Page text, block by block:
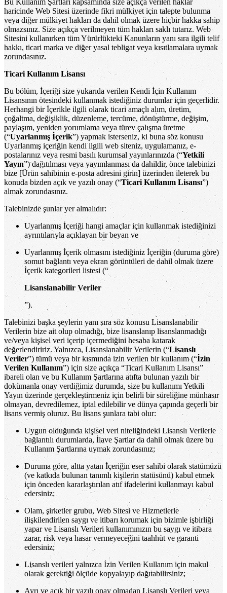
haricinde Web Sitesi üzerinde fikri mülkiyet için talepte bulunma
veya diğer mülkiyet hakları da dahil olmak üzere hiçbir hakka sahip
olmazsınız. Size açıkça verilmeyen tüm hakları saklı tutarız. Web
Sitesini kullanırken tüm Yürürlükteki Kanunların yanı sıra ilgili telif
hakkı, ticari marka ve diğer yasal tebligat veya kısıtlamalara uymak
zorundasınız.
Ticari Kullanım Lisansı
Bu bölüm, İçeriği size yukarıda verilen Kendi İçin Kullanım
Lisansının ötesindeki kullanmak istediğiniz durumlar için geçerlidir.
Herhangi bir İçerikle ilgili olarak ticari amaçlı alım, üretim,
çoğaltma, değişiklik, düzenleme, tercüme, dönüştürme, değişim,
paylaşım, yeniden yorumlama veya türev çalışma üretme
(“Uyarlanmış İçerik”) yapmak isterseniz, ki buna söz konusu
Uyarlanmış içeriğin kendi ilgili web siteniz, uygulamanız, e-
postalarınız veya resmi basılı kurumsal yayınlarınızda (“Yetkili
Yayın”) dağıtılması veya yayımlanması da dahildir, önce talebinizi
bize [Ürün sahibinin e-posta adresini girin] üzerinden ileterek bu
konuda bizden açık ve yazılı onay (“Ticari Kullanım Lisansı”)
almak zorundasınız.
Talebinizde şunlar yer almalıdır:
Uyarlanmış İçeriği hangi amaçlar için kullanmak istediğinizi
ayrıntılarıyla açıklayan bir beyan ve
Uyarlanmış İçerik olmasını istediğiniz İçeriğin (duruma göre)
somut bağlantı veya ekran görüntüleri de dahil olmak üzere
İçerik kategorileri listesi (“
Lisanslanabilir Veriler
”).
Talebinizi başka şeylerin yanı sıra söz konusu Lisanslanabilir
Verilerin bize ait olup olmadığı, bize lisanslanıp lisanslanmadığı
ve/veya kişisel veri içerip içermediğini hesaba katarak
değerlendiririz. Yalnızca, Lisanslanabilir Verilerin (“Lisanslı
Veriler”) tümü veya bir kısmında izin verilen bir kullanım (“İzin
Verilen Kullanım”) için size açıkça “Ticari Kullanım Lisansı”
ibareli olan ve bu Kullanım Şartlarına atıfta bulunan yazılı bir
dokümanla onay verdiğimiz durumda, size bu kullanımı Yetkili
Yayın üzerinde gerçekleştirmeniz için belirli bir süreliğine münhasır
olmayan, devredilemez, iptal edilebilir ve dünya çapında geçerli bir
lisans vermiş oluruz. Bu lisans şunlara tabi olur:
Uygun olduğunda kişisel veri niteliğindeki Lisanslı Verilerle
bağlantılı durumlarda, İlave Şartlar da dahil olmak üzere bu
Kullanım Şartlarına uymak zorundasınız;
Duruma göre, altta yatan İçeriğin eser sahibi olarak statümüzü
(ve katkıda bulunan tanımlı kişilerin statüsünü) kabul etmek
için önceden kararlaştırılan atıf ifadelerini kullanmayı kabul
edersiniz;
Olam, şirketler grubu, Web Sitesi ve Hizmetlerle
ilişkilendirilen saygı ve itibarı korumak için bizimle işbirliği
yapar ve Lisanslı Verileri kullanımınızın bu saygı ve itibara
zarar, risk veya hasar vermeyeceğini taahhüt ve garanti
edersiniz;
Lisanslı verileri yalnızca İzin Verilen Kullanım için makul
olarak gerektiği ölçüde kopyalayıp dağıtabilirsiniz;
Ayrı ve açık bir yazılı onay olmadan Lisanslı Verileri veya